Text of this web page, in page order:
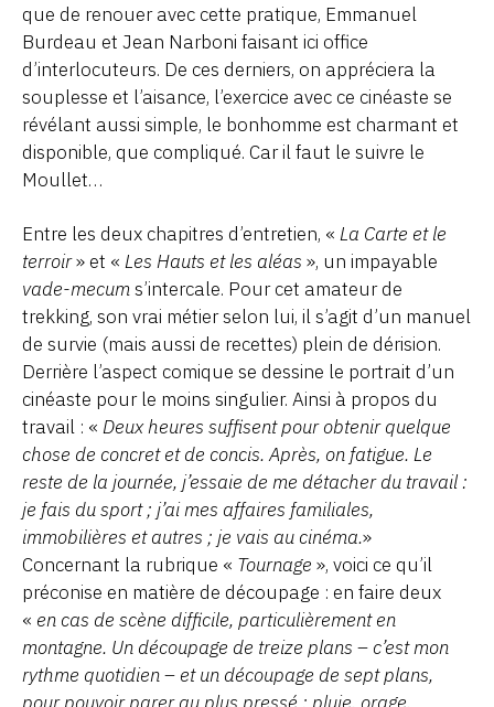
que de renouer avec cette pratique, Emmanuel
Burdeau et Jean Narboni faisant ici office
d’interlocuteurs. De ces derniers, on appréciera la
souplesse et l’aisance, l’exercice avec ce cinéaste se
révélant aussi simple, le bonhomme est charmant et
disponible, que compliqué. Car il faut le suivre le
Moullet…
Entre les deux chapitres d’entretien, « La Carte et le
terroir» et « Les Hauts et les aléas », un impayable
vade-mecums’intercale. Pour cet amateur de
trekking, son vrai métier selon lui, il s’agit d’un manuel
de survie (mais aussi de recettes) plein de dérision.
Derrière l’aspect comique se dessine le portrait d’un
cinéaste pour le moins singulier. Ainsi à propos du
travail : « Deux heures suffisent pour obtenir quelque
chose de concret et de concis. Après, on fatigue. Le
reste de la journée, j’essaie de me détacher du travail :
je fais du sport ; j’ai mes affaires familiales,
immobilières et autres ; je vais au cinéma.»
Concernant la rubrique « Tournage », voici ce qu’il
préconise en matière de découpage : en faire deux
« en cas de scène difficile, particulièrement en
montagne. Un découpage de treize plans – c’est mon
rythme quotidien – et un découpage de sept plans,